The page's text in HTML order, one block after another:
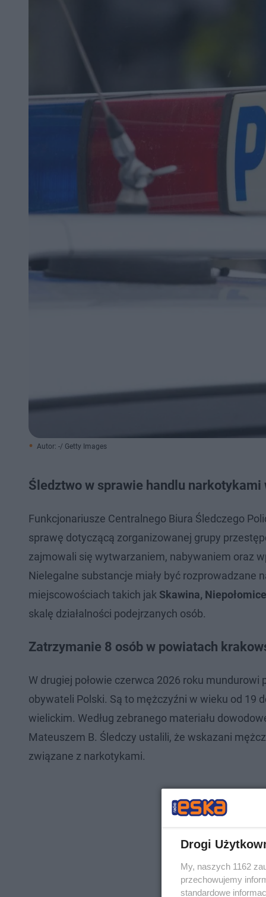
Autor: -/ Getty Images
Śledztwo w sprawie handlu
Funkcjonariusze Centralnego Biura Śledczego
sprawę dotyczącą zorganizowanej grupy
zajmowali się wytwarzaniem, nabywaniem oraz
Nielegalne substancje miały być rozprowadzane
miejscowościach takich jak Skawina,
skalę działalności podejrzanych osób.
Zatrzymanie 8 osób w powiatach
W drugiej połowie czerwca 2026 roku
obywateli Polski. Są to mężczyźni w wieku od 19
wielickim. Według zebranego materiału
Mateuszem B. Śledczy ustalili, że wskazani
związane z narkotykami.
Drogi
My, naszych 1162
przechowujemy
standardowe